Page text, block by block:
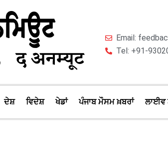
Email:
Tel: +91-
ਦੇਸ਼ ਵਿਦੇਸ਼ ਖੇਡਾਂ ਪੰਜਾਬ ਮੌਸਮ ਖ਼ਬਰਾਂ ਲਾਈਵ